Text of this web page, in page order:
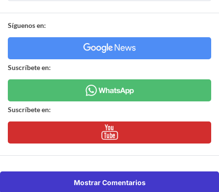
Síguenos en:
Suscríbete en:
Suscríbete en:
Mostrar Comentarios